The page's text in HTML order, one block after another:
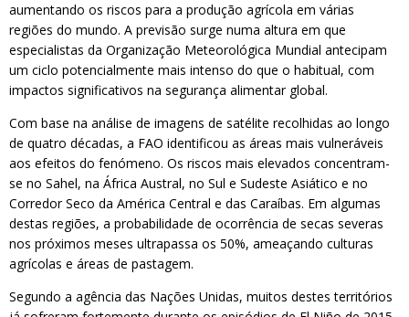
aumentando os riscos para a produção agrícola em várias
regiões do mundo. A previsão surge numa altura em que
especialistas da Organização Meteorológica Mundial antecipam
um ciclo potencialmente mais intenso do que o habitual, com
impactos significativos na segurança alimentar global.
Com base na análise de imagens de satélite recolhidas ao longo
de quatro décadas, a FAO identificou as áreas mais vulneráveis
aos efeitos do fenómeno. Os riscos mais elevados concentram-
se no Sahel, na África Austral, no Sul e Sudeste Asiático e no
Corredor Seco da América Central e das Caraíbas. Em algumas
destas regiões, a probabilidade de ocorrência de secas severas
nos próximos meses ultrapassa os 50%, ameaçando culturas
agrícolas e áreas de pastagem.
Segundo a agência das Nações Unidas, muitos destes territórios